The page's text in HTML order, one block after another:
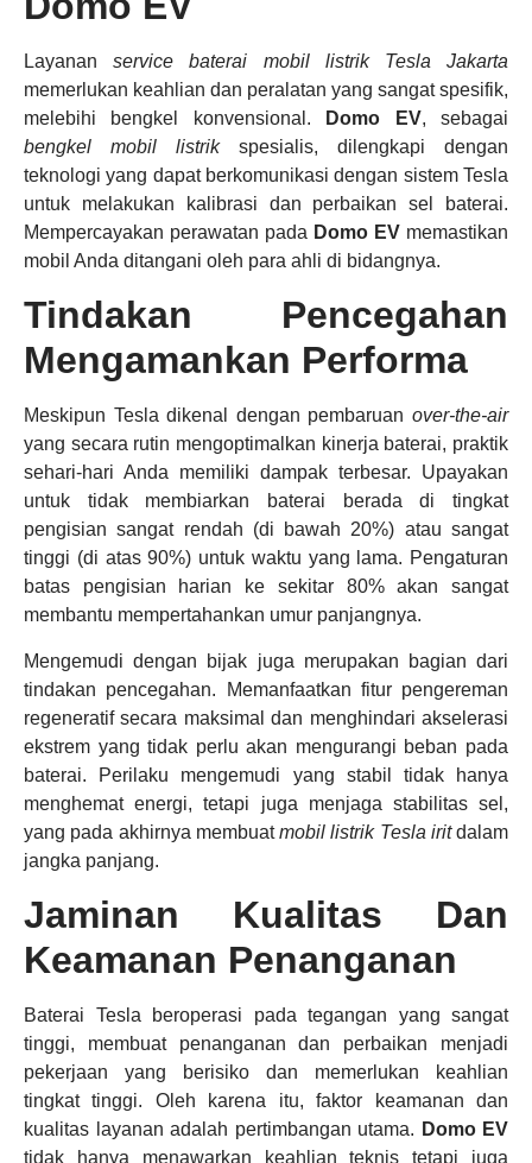
Layananservice baterai mobil listrik Tesla Jakarta
memerlukan keahlian dan peralatan yang sangat spesifik,
melebihi bengkel konvensional.
Domo EV, sebagai
bengkel mobil listrikspesialis, dilengkapi dengan
teknologi yang dapat berkomunikasi dengan sistem Tesla
untuk melakukan kalibrasi dan perbaikan sel baterai.
Mempercayakan perawatan pada Domo EV memastikan
mobil Anda ditangani oleh para ahli di bidangnya.
Tindakan Pencegahan
Mengamankan Performa
Meskipun Tesla dikenal dengan pembaruan over-the-air
yang secara rutin mengoptimalkan kinerja baterai, praktik
sehari-hari Anda memiliki dampak terbesar. Upayakan
untuk tidak membiarkan baterai berada di tingkat
pengisian sangat rendah (di bawah 20%) atau sangat
tinggi (di atas 90%) untuk waktu yang lama. Pengaturan
batas pengisian harian ke sekitar 80% akan sangat
membantu mempertahankan umur panjangnya.
Mengemudi dengan bijak juga merupakan bagian dari
tindakan pencegahan. Memanfaatkan fitur pengereman
regeneratif secara maksimal dan menghindari akselerasi
ekstrem yang tidak perlu akan mengurangi beban pada
baterai. Perilaku mengemudi yang stabil tidak hanya
menghemat energi, tetapi juga menjaga stabilitas sel,
yang pada akhirnya membuatmobil listrik Tesla iritdalam
jangka panjang.
Jaminan Kualitas Dan
Keamanan Penanganan
Baterai Tesla beroperasi pada tegangan yang sangat
tinggi, membuat penanganan dan perbaikan menjadi
pekerjaan yang berisiko dan memerlukan keahlian
tingkat tinggi. Oleh karena itu, faktor keamanan dan
kualitas layanan adalah pertimbangan utama. Domo EV
tidak hanya menawarkan keahlian teknis tetapi juga